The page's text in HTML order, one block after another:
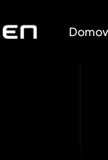
Domov